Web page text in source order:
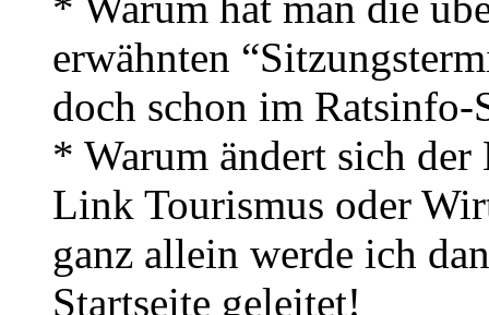
erwähnten
doch schon im Ratsinfo-
* Warum ändert sich
Link Tourismus oder
ganz allein werde ich
Startseite geleitet!